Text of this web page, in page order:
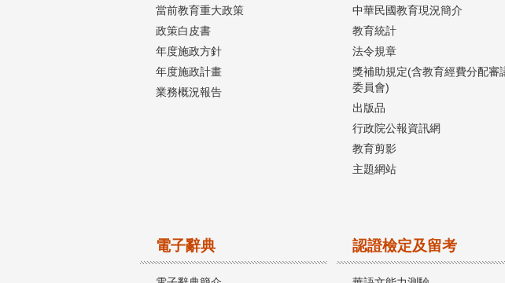
當前教育重大政策
政策白皮書
年度施政方針
年度施政計畫
業務概況報告
中華民國教育現況簡介
教育統計
法令規章
獎補助規定(含教育經費分配審
委員會)
出版品
行政院公報資訊網
教育剪影
主題網站
電子辭典 認證檢定及留考